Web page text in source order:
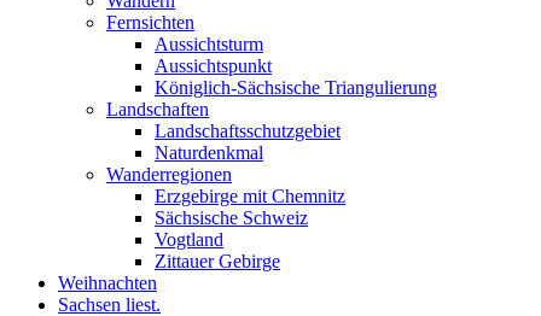
Fernsichten
Aussichtsturm
Aussichtspunkt
Königlich-Sächsische Triangulierung
Landschaften
Landschaftsschutzgebiet
Naturdenkmal
Wanderregionen
Erzgebirge mit Chemnitz
Sächsische Schweiz
Vogtland
Zittauer Gebirge
Weihnachten
Sachsen liest.